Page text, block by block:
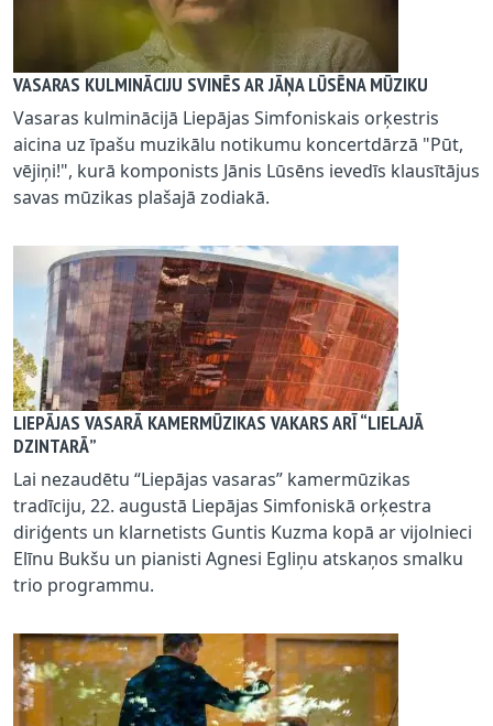
VASARAS KULMINĀCIJU SVINĒS AR JĀŅA LŪSĒNA MŪZIKU
Vasaras kulminācijā Liepājas Simfoniskais orķestris
aicina uz īpašu muzikālu notikumu koncertdārzā "Pūt,
vējiņi!", kurā komponists Jānis Lūsēns ievedīs klausītājus
savas mūzikas plašajā zodiakā.
LIEPĀJAS VASARĀ KAMERMŪZIKAS VAKARS ARĪ “LIELAJĀ
DZINTARĀ”
Lai nezaudētu “Liepājas vasaras” kamermūzikas
tradīciju, 22. augustā Liepājas Simfoniskā orķestra
diriģents un klarnetists Guntis Kuzma kopā ar vijolnieci
Elīnu Bukšu un pianisti Agnesi Egliņu atskaņos smalku
trio programmu.